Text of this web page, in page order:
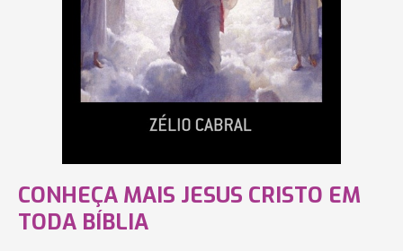
CONHEÇA MAIS JESUS CRISTO EM
TODA BÍBLIA